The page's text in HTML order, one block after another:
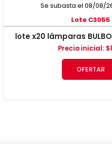
Se subasta el 08/08/
Lote C3055
lote x20 lámparas
Precio inicial: $
OFERTAR